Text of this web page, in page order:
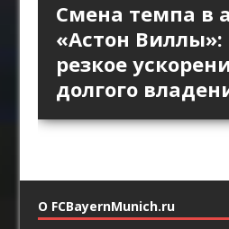
«Интер» против
линии
пространство
как главный
Длинный пас и
второй мяч:
Английской
возвращают
футбол
Стандарты
как
позиционной
Смена темпа в
«Астон
резкое
долгого
«Брага» против
персонального
как ротации
пространство
линиями
О FCBayernMunich.ru